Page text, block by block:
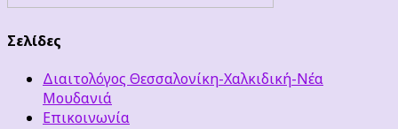
Σελίδες
Διαιτολόγος Θεσσαλονίκη-Χαλκιδική-Νέα
Μουδανιά
Επικοινωνία